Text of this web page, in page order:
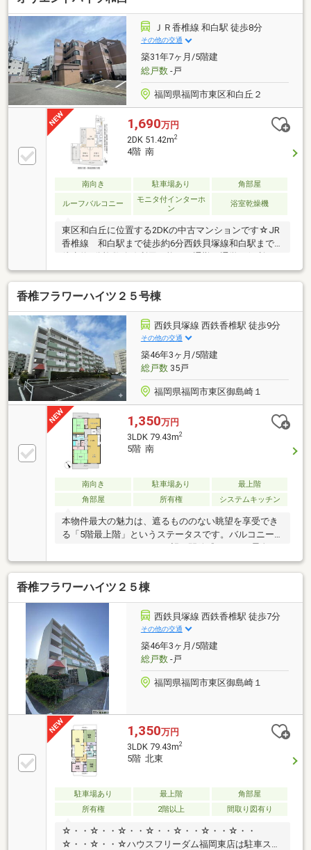
ＪＲ香椎線 和白駅 徒歩8分
その他の交通
築31年7ヶ月/5階建
総戸数-戸
福岡県福岡市東区和白丘２
1,690万円
2DK 51.42m2
4階 南
南向き 駐車場あり 角部屋
ルーフバルコニー
モニタ付インターホ
ン
浴室乾燥機
東区和白丘に位置する2DKの中古マンションです☆JR
香椎線 和白駅まで徒歩約6分西鉄貝塚線和白駅まで
すよ♪この物件の最大の魅力！広々としたルーフバル
コニー×2面バルコニー付き！南向きなので陽当たり、
通風ともに良好で爽やかな風と光が室内いっぱいに広
がります☆また、大切な家族の一員であるペットと一
緒に暮らせます！周辺には、お散歩コースにぴったり
な落ち着いた住環境が広がっています。また、室内は
リフォーム済みでキッチン、浴室、トイレの主要設備
はパナソニック、TOTOなどの大手メーカー製に一新
されています♪是非お気軽にお問い合わせください♪
香椎フラワーハイツ２５号棟
西鉄貝塚線 西鉄香椎駅 徒歩9分
その他の交通
築46年3ヶ月/5階建
総戸数35戸
福岡県福岡市東区御島崎１
1,350万円
3LDK 79.43m2
5階 南
南向き 駐車場あり
最上階
角部屋
所有権 システムキッチン
本物件最大の魅力は、遮るもののない眺望を享受でき
る「5階最上階」というステータスです。バルコニー
広がり、南向きの窓からは心地よい光と風が18帖の
広々としたLDKを満たします。周辺環境も、子育て世
帯に嬉しい条件が揃っています。福岡市立香椎小学校
までは834mと通学圏内で、日々のお買い物に便利な
「ディスカウントドラッグコスモス御島崎店」も徒歩
約4分という近さです。JRと西鉄のWアクセスによる
通勤・通学の利便性に加え、緑豊かな公園や商業施設
が点在する香椎エリア。最上階の静穏な暮らしと、徒
歩圏内に揃う生活利便施設が、忙しい毎日を優しくサ
ポートします。
香椎フラワーハイツ２５棟
西鉄貝塚線 西鉄香椎駅 徒歩7分
その他の交通
築46年3ヶ月/5階建
総戸数-戸
福岡県福岡市東区御島崎１
1,350万円
3LDK 79.43m2
5階 北東
駐車場あり 最上階
角部屋
所有権
2階以上 間取り図有り
☆・・☆・・☆・・☆・・☆・・☆・・☆・・
☆・・☆・・☆ハウスフリーダム福岡東店は駐車スペ